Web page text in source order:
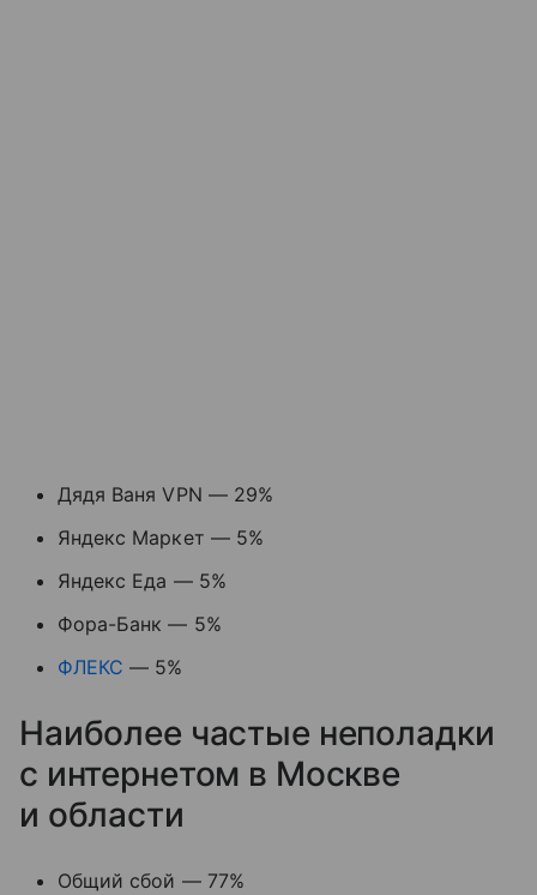
Дядя Ваня VPN — 29%
Яндекс Маркет — 5%
Яндекс Еда — 5%
Фора-Банк — 5%
ФЛЕКС — 5%
Наиболее частые неполадки
с интернетом в Москве
и области
Общий сбой — 77%